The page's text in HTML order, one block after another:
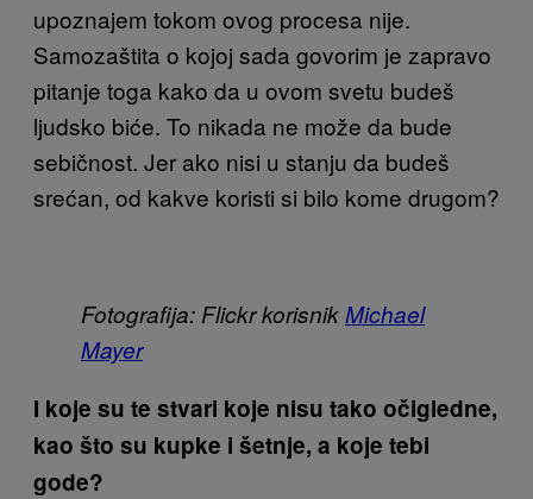
upoznajem tokom ovog procesa nije.
Samozaštita o kojoj sada govorim je zapravo
pitanje toga kako da u ovom svetu budeš
ljudsko biće. To nikada ne može da bude
sebičnost. Jer ako nisi u stanju da budeš
srećan, od kakve koristi si bilo kome drugom?
Fotografija: Flickr korisnikMichael
Mayer
I koje su te stvari koje nisu tako očigledne,
kao što su kupke i šetnje, a koje tebi
gode?